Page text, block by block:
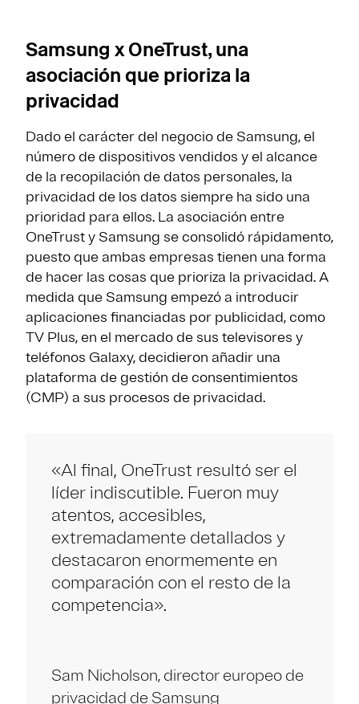
Samsung x OneTrust, una
asociación que prioriza la
privacidad
Dado el carácter del negocio de Samsung, el
número de dispositivos vendidos y el alcance
de la recopilación de datos personales, la
privacidad de los datos siempre ha sido una
prioridad para ellos. La asociación entre
OneTrust y Samsung se consolidó rápidamento,
puesto que ambas empresas tienen una forma
de hacer las cosas que prioriza la privacidad. A
medida que Samsung empezó a introducir
aplicaciones financiadas por publicidad, como
TV Plus, en el mercado de sus televisores y
teléfonos Galaxy, decidieron añadir una
plataforma de gestión de consentimientos
(CMP) a sus procesos de privacidad.
«Al final, OneTrust resultó ser el
líder indiscutible. Fueron muy
atentos, accesibles,
extremadamente detallados y
destacaron enormemente en
comparación con el resto de la
competencia».
Sam Nicholson, director europeo de
privacidad de Samsung